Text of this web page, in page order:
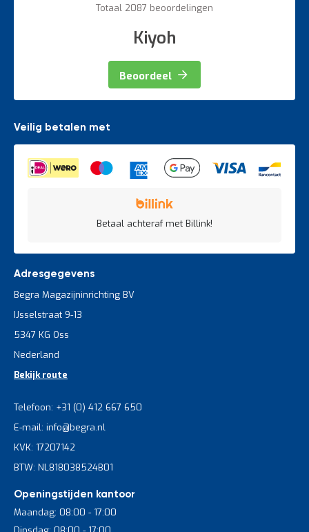
Totaal 2087 beoordelingen
Kiyoh
Beoordeel
Veilig betalen met
Betaal achteraf met Billink!
Adresgegevens
Begra Magazijninrichting BV
IJsselstraat 9-13
5347 KG Oss
Nederland
Bekijk route
Telefoon: +31 (0) 412 667 650
E-mail: info@begra.nl
KVK: 17207142
BTW: NL818038524B01
Openingstijden kantoor
Maandag: 08:00 - 17:00